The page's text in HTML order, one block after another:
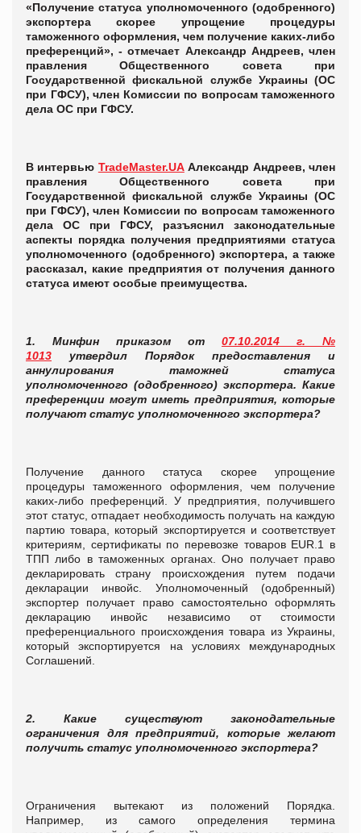
«Получение статуса уполномоченного (одобренного)
экспортера скорее упрощение процедуры
таможенного оформления, чем получение каких-либо
преференций», - отмечает Александр Андреев,член
правления Общественного совета при
Государственной фискальной службе Украины (ОС
при ГФСУ), член Комиссии по вопросам таможенного
дела ОС при ГФСУ.
В интервью TradeMaster.UA Александр Андреев, член
правления Общественного совета при
Государственной фискальной службе Украины (ОС
при ГФСУ), член Комиссии по вопросам таможенного
дела ОС при ГФСУ, разъяснил законодательные
аспекты порядка получения предприятиями статуса
уполномоченного (одобренного) экспортера, а также
рассказал, какие предприятия от получения данного
статуса имеют особые преимущества.
1. Минфин приказом от 07.10.2014 г. №
1013 утвердил Порядок предоставления и
аннулирования таможней статуса
уполномоченного (одобренного) экспортера. Какие
преференции могут иметь предприятия, которые
получают статус уполномоченного экспортера?
Получение данного статуса скорее упрощение
процедуры таможенного оформления, чем получение
каких-либо преференций. У предприятия, получившего
этот статус, отпадает необходимость получать на каждую
партию товара, который экспортируется и соответствует
критериям, сертификаты по перевозке товаров EUR.1 в
ТПП либо в таможенных органах. Оно получает право
декларировать страну происхождения путем подачи
декларации инвойс. Уполномоченный (одобренный)
экспортер получает право самостоятельно оформлять
декларацию инвойс независимо от стоимости
преференциального происхождения товара из Украины,
который экспортируется на условиях международных
Соглашений.
2. Какие существуют законодательные
ограничения для предприятий, которые желают
получить статус уполномоченного экспортера?
Ограничения вытекают из положений Порядка.
Например, из самого определения термина